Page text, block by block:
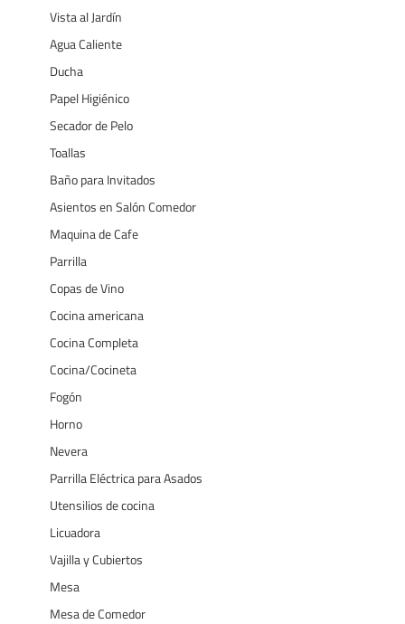
Vista al Jardín
Agua Caliente
Ducha
Papel Higiénico
Secador de Pelo
Toallas
Baño para Invitados
Asientos en Salón Comedor
Maquina de Cafe
Parrilla
Copas de Vino
Cocina americana
Cocina Completa
Cocina/Cocineta
Fogón
Horno
Nevera
Parrilla Eléctrica para Asados
Utensilios de cocina
Licuadora
Vajilla y Cubiertos
Mesa
Mesa de Comedor